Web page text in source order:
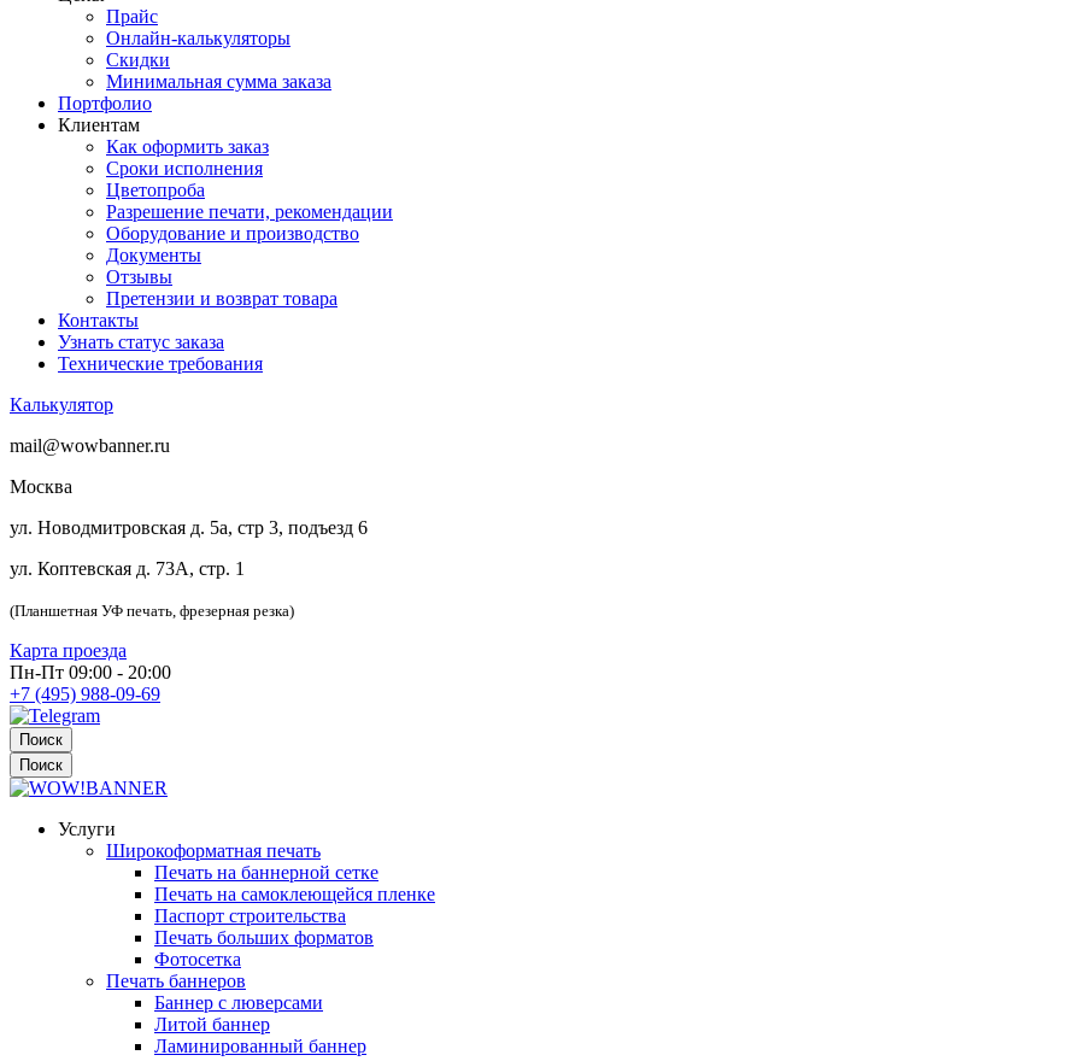
Прайс
Онлайн-калькуляторы
Скидки
Минимальная сумма заказа
Портфолио
Клиентам
Как оформить заказ
Сроки исполнения
Цветопроба
Разрешение печати, рекомендации
Оборудование и производство
Документы
Отзывы
Претензии и возврат товара
Контакты
Узнать статус заказа
Технические требования
Калькулятор
mail@wowbanner.ru
Москва
ул. Новодмитровская д. 5а, стр 3, подъезд 6
ул. Коптевская д. 73А, стр. 1
(Планшетная УФ печать, фрезерная резка)
Карта проезда
Пн-Пт 09:00 - 20:00
+7 (495) 988-09-69
Поиск
Поиск
Услуги
Широкоформатная печать
Печать на баннерной сетке
Печать на самоклеющейся пленке
Паспорт строительства
Печать больших форматов
Фотосетка
Печать баннеров
Баннер с люверсами
Литой баннер
Ламинированный баннер